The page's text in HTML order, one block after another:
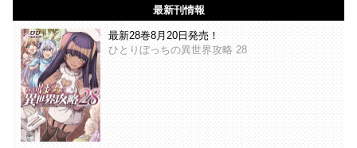
最新刊情報
最新28巻8月20日発売！
ひとりぼっちの異世界攻略 28